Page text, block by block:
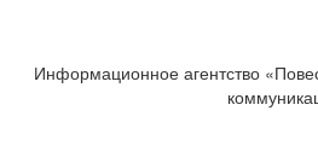
Информационное агентство